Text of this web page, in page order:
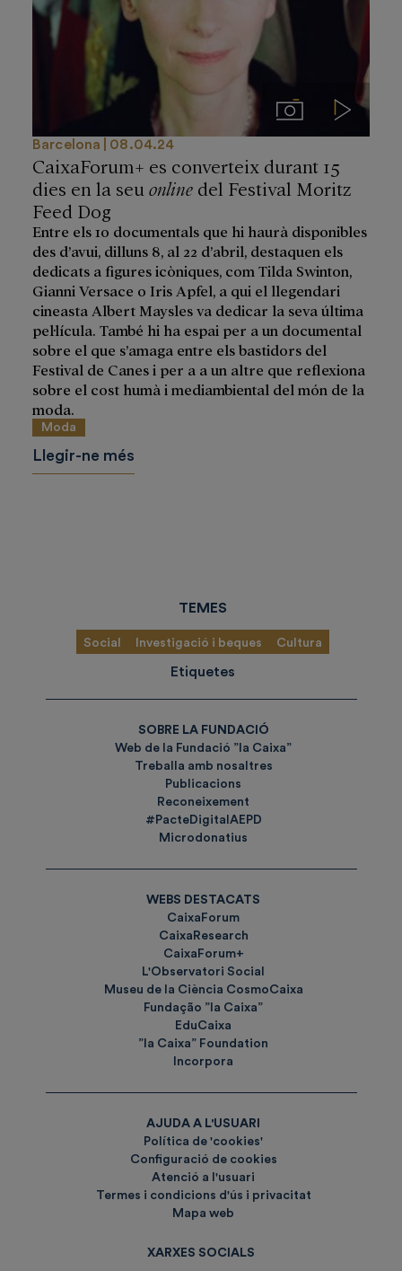
ImágenesVideos
Barcelona 08.04.24
CaixaForum+ es converteix durant 15
dies en la seu online del Festival Moritz
Feed Dog
Entre els 10 documentals que hi haurà disponibles
des d’avui, dilluns 8, al 22 d’abril, destaquen els
dedicats a figures icòniques, com Tilda Swinton,
Gianni Versace o Iris Apfel, a qui el llegendari
cineasta Albert Maysles va dedicar la seva última
pel·lícula. També hi ha espai per a un documental
sobre el que s’amaga entre els bastidors del
Festival de Canes i per a a un altre que reflexiona
sobre el cost humà i mediambiental del món de la
moda.
Moda
Llegir-ne més
TEMES
Social Investigació i beques Cultura
Etiquetes
SOBRE LA FUNDACIÓ
Web de la Fundació ”la Caixa”
Treballa amb nosaltres
Publicacions
Reconeixement
#PacteDigitalAEPD
Microdonatius
WEBS DESTACATS
CaixaForum
CaixaResearch
CaixaForum+
L'Observatori Social
Museu de la Ciència CosmoCaixa
Fundação ”la Caixa”
EduCaixa
”la Caixa” Foundation
Incorpora
AJUDA A L'USUARI
Política de 'cookies'
Configuració de cookies
Atenció a l'usuari
Termes i condicions d'ús i privacitat
Mapa web
XARXES SOCIALS